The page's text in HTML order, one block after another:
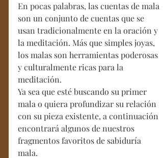
En pocas palabras, las cuentas de mala
son un conjunto de cuentas que se
usan tradicionalmente en la oración y
la meditación. Más que simples joyas,
los malas son herramientas poderosas
y culturalmente ricas para la
meditación.
Ya sea que esté buscando su primer
mala o quiera profundizar su relación
con su pieza existente, a continuación
encontrará algunos de nuestros
fragmentos favoritos de sabiduría
mala.